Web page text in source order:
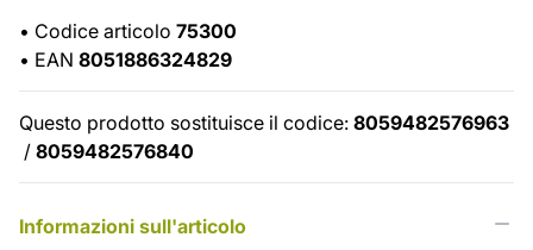
• Codice articolo 75300
• EAN 8051886324829
Questo prodotto sostituisce il codice: 8059482576963
/ 8059482576840
Informazioni sull'articolo